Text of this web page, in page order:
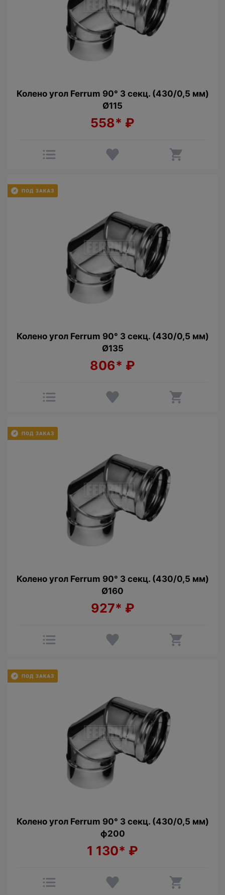
Колено угол Ferrum 90° 3 секц. (430/0,5 мм)
Ø115
558* ₽
Колено угол Ferrum 90° 3 секц. (430/0,5 мм)
Ø135
806* ₽
Колено угол Ferrum 90° 3 секц. (430/0,5 мм)
Ø160
927* ₽
Колено угол Ferrum 90° 3 секц. (430/0,5 мм)
ф200
1 130* ₽